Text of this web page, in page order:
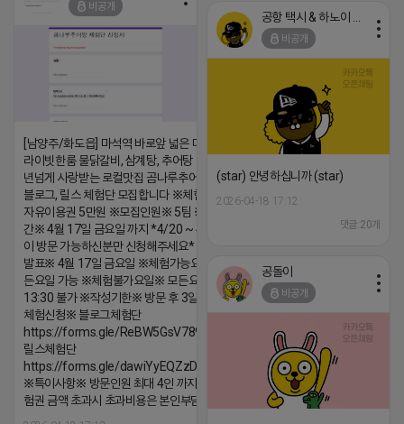
비공개
[남양주/화도읍] 마석역 바로앞 넓은 매장과, 프
라이빗한룸 물닭갈비, 삼계탕, 추어탕 맛집 10
년넘게 사랑받는 로컬맛집 곰나루추어탕에서
블로그, 릴스 체험단 모집합니다 ※체험메뉴※
자유이용권 5만원 ※모집인원※ 5팀 ※모집기
간※ 4월 17일 금요일 까지 *4/20 ~ 4/26 사
이 방문 가능하신분만 신청해주세요* ※체험단
발표※ 4월 17일 금요일 ※체험가능요일※ 모
든요일 가능 ※체험불가요일※ 모든요일 12 ~
13:30 불가 ※작성기한※ 방문 후 3일 이내 ※
체험신청※ 블로그체험단
https://forms.gle/ReBW5GsV789ur2Pz6
릴스체험단
https://forms.gle/dawiYyEQZzDdqf8W8
※특이사항※ 방문인원 최대 4인 까지 가능 체
험권 금액 초과시 초과비용은 본인부담입니다.
비공개
(star) 안녕하십니까 (star)
2026-04-18 17:12
댓글:20개
공돌이
비공개